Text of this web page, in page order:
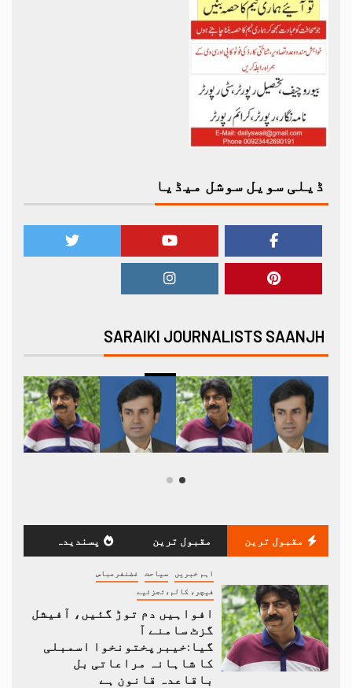
ڈیلی سویل سوشل میڈیا
SARAIKI JOURNALISTS SAANJH
مقبول ترین مقبول ترین پسندیدہ
اہم خبریں سیاحت غضنفرعباس
فیچر، کالم،تجزئیے
افواہیں دم توڑ گئیں، آفیشل
گزٹ سامنے آ
گیا:خیبرپختونخوا اسمبلی
کا شاہانہ مراعاتی بل
باقاعدہ قانون ہے